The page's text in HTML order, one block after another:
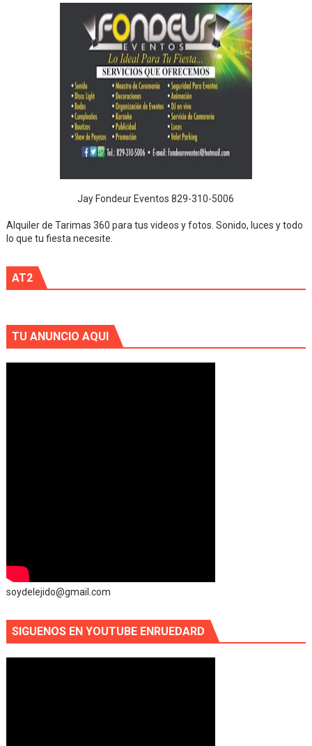
Jay Fondeur Eventos 829-310-5006
Alquiler de Tarimas 360 para tus videos y fotos. Sonido, luces y todo
lo que tu fiesta necesite.
AT2
TU ANUNCIO AQUI
soydelejido@gmail.com
SIGUENOS EN YOUTUBE ENRUEDARD